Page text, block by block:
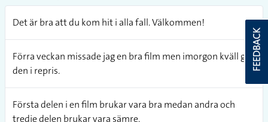
Det är bra att du kom hit i alla fall. Välkommen!
Förra veckan missade jag en bra film men imorgon kväll går
den i repris.
Första delen i en film brukar vara bra medan andra och
tredje delen brukar vara sämre.
FEEDBACK